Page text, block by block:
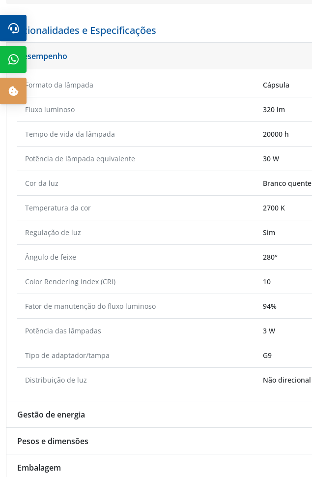
Funcionalidades e Especificações
Desempenho
Formato da lâmpada Cápsula
Fluxo luminoso 320 lm
Tempo de vida da lâmpada 20000 h
Potência de lâmpada equivalente 30 W
Cor da luz Branco quente
Temperatura da cor 2700 K
Regulação de luz Sim
Ângulo de feixe 280°
Color Rendering Index (CRI) 10
Fator de manutenção do fluxo luminoso 94%
Potência das lâmpadas 3 W
Tipo de adaptador/tampa G9
Distribuição de luz Não direcional
Gestão de energia
Pesos e dimensões
Embalagem